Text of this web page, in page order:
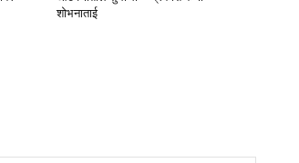
शोभनाताई